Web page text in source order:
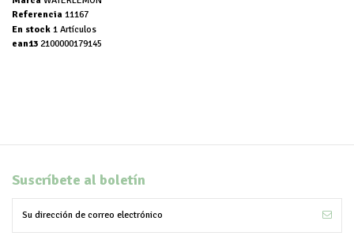
Referencia 11167
En stock 1 Artículos
ean13 2100000179145
Suscríbete al boletín